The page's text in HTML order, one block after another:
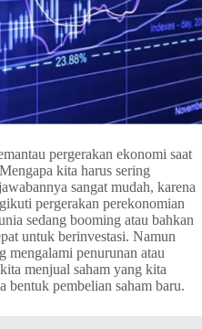
pergerakan ekonomi saat
kita harus sering
sangat mudah, karena
pergerakan perekonomian
sedang booming atau bahkan
untuk berinvestasi. Namun
mengalami penurunan atau
menjual saham yang kita
bentuk pembelian saham baru.